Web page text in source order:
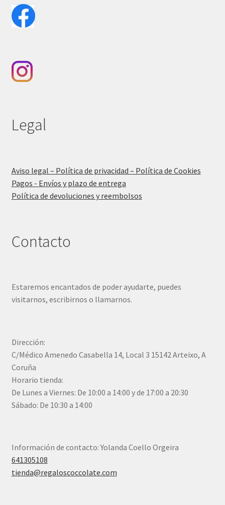
Legal
Aviso legal – Política de privacidad – Política de Cookies
Pagos - Envíos y plazo de entrega
Política de devoluciones y reembolsos
Contacto
Estaremos encantados de poder ayudarte, puedes
visitarnos, escribirnos o llamarnos.
Dirección:
C/Médico Amenedo Casabella 14, Local 3 15142 Arteixo, A
Coruña
Horario tienda:
De Lunes a Viernes: De 10:00 a 14:00 y de 17:00 a 20:30
Sábado: De 10:30 a 14:00
Información de contacto: Yolanda Coello Orgeira
641305108
tienda@regaloscoccolate.com